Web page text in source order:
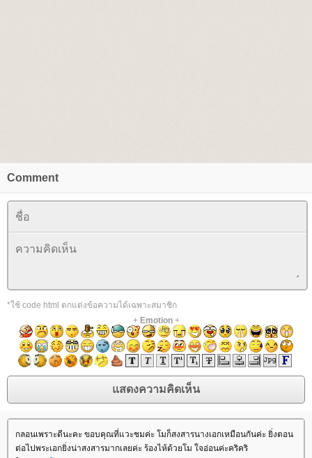
Comment
*ใช้ code html ตกแต่งข้อความได้เฉพาะสมาชิก
+ Emotion+
กลอนเพราะดีนะคะ ขอบคุณที่แวะชมค่ะ โมก็สงสารนางเอกเหมือนกันค่ะ ยิ่งตอน
ต่อไปพระเอกยิ่งน่าสงสารมากเลยค่ะ ร้องไห้ด้วยโม ใจอ่อนค่ะคริคริ